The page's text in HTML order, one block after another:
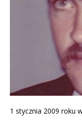
1 stycznia 2009 roku